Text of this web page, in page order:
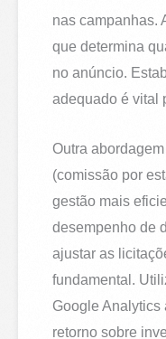
nas campanhas.
que determina
no anúncio.
adequado é vital
Outra
(comissão por
gestão mais
desempenho de
ajustar as
fundamental.
Google Analytics
retorno sobre